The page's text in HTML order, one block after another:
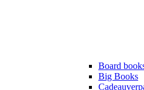
Board
Big Books